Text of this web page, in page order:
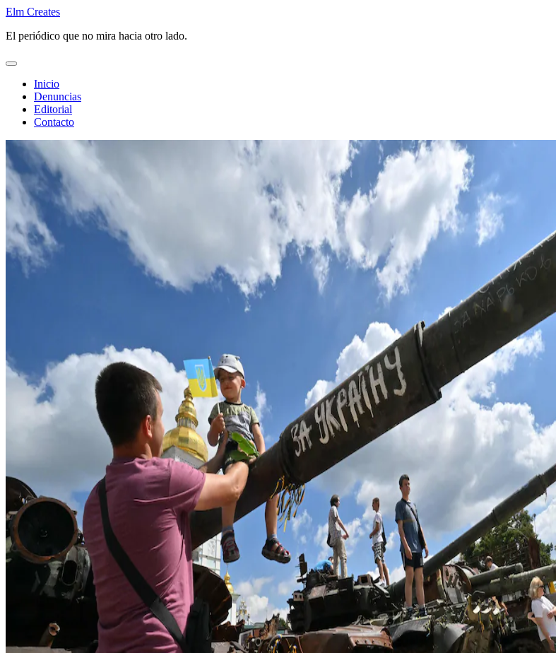
Saltar
contenido
Elm Creates
El periódico que no mira hacia otro lado.
Inicio
Denuncias
Editorial
Contacto